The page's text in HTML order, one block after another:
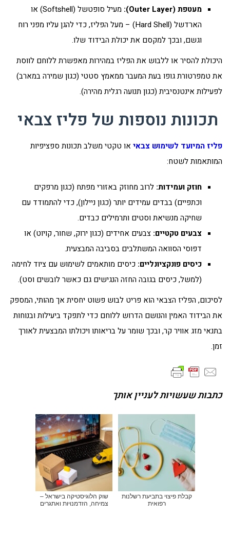
מעטפת (Outer Layer
):
מעיל סופטשל (Softshell) או
הארדשל (Hard Shell) – מעל הפליז, כדי להגן עליו מפני רוח
וגשם, ובכך למקסם את יכולת הבידוד שלו.
היכולת להסיר או ללבוש את הפליז במהירות מאפשרת ללוחם לווסת
את טמפרטורת גופו בעת המעבר ממאמץ סטטי (כגון שמירה במארב)
לפעילות אינטנסיבית (כגון תנועה רגלית מהירה).
תכונות נוספות של פליז צבאי
פליז המיועד לשימוש צבאי או טקטי משלב תכונות ספציפיות
המותאמות לשטח:
חוזק ועמידות: לרוב מחוזק באזורי מפתח (כגון מרפקים
וכתפיים) בבדים עמידים יותר (כגון ניילון), כדי להתמודד עם
שחיקה מנשיאת וסטים ותרמילים כבדים.
צבעים טקטיים: צבעים אחידים (כגון ירוק, שחור, קויוט) או
דפוסי הסוואה המשתלבים בסביבה המבצעית.
כיסים פונקציונליים: כיסים מותאמים לשימוש עם ציוד לחימה
(למשל, כיסים בגובה החזה הנגישים גם כאשר לובשים וסט).
לסיכום, הפליז הצבאי הוא פריט לבוש פשוט יחסית אך מהותי, המספק
את הבידוד האמין והנושם הדרוש ללוחם כדי לתפקד ביעילות ובנוחות
בתנאי מזג אוויר קר, ובכך שומר על בריאותו ויכולתו המבצעית לאורך
זמן.
כתבות שעשויות לעניין אותך
קבלת פיצוי בתביעת רשלנות
רפואית
שוק הלוגיסטיקה בישראל –
צמיחה, הזדמנויות ואתגרים